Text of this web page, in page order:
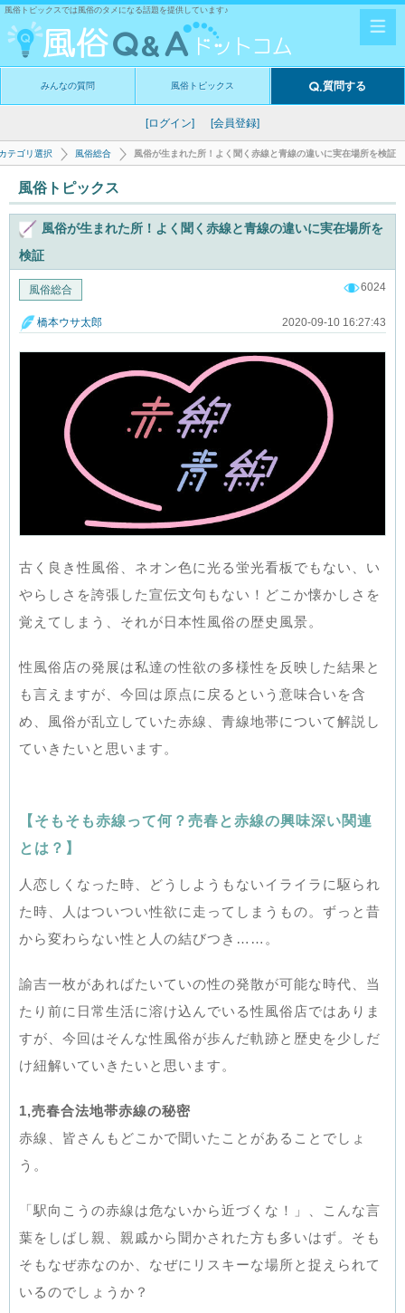
風俗トピックスでは風俗のタメになる話題を提供しています♪
みんなの質問 風俗トピックス 質問する
[ログイン] [会員登録]
テゴリ選択 風俗総合 風俗が生まれた所！よく聞く赤線と青線の違いに実在場所を検証
風俗トピックス
風俗が生まれた所！よく聞く赤線と青線の違いに実在場所を
検証
風俗総合 6024
橋本ウサ太郎 2020-09-10 16:27:43
古く良き性風俗、ネオン色に光る蛍光看板でもない、い
やらしさを誇張した宣伝文句もない！どこか懐かしさを
覚えてしまう、それが日本性風俗の歴史風景。
性風俗店の発展は私達の性欲の多様性を反映した結果と
も言えますが、今回は原点に戻るという意味合いを含
め、風俗が乱立していた赤線、青線地帯について解説し
ていきたいと思います。
【そもそも赤線って何？売春と赤線の興味深い関連
とは？】
人恋しくなった時、どうしようもないイライラに駆られ
た時、人はついつい性欲に走ってしまうもの。ずっと昔
から変わらない性と人の結びつき……。
諭吉一枚があればたいていの性の発散が可能な時代、当
たり前に日常生活に溶け込んでいる性風俗店ではありま
すが、今回はそんな性風俗が歩んだ軌跡と歴史を少しだ
け紐解いていきたいと思います。
1,売春合法地帯赤線の秘密
赤線、皆さんもどこかで聞いたことがあることでしょ
う。
「駅向こうの赤線は危ないから近づくな！」、こんな言
葉をしばし親、親戚から聞かされた方も多いはず。そも
そもなぜ赤なのか、なぜにリスキーな場所と捉えられて
いるのでしょうか？